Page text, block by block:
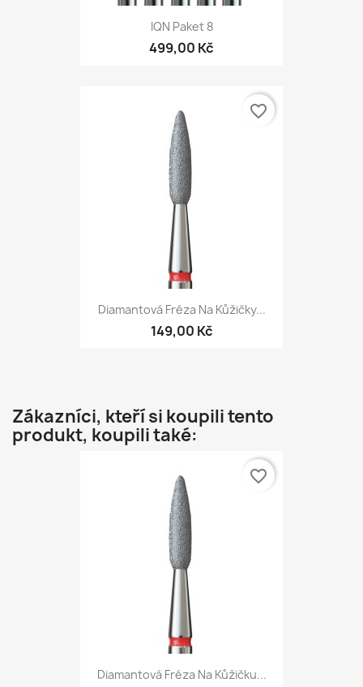
IQN Paket 8
499,00 Kč
Diamantová Fréza Na Kůžičky...
149,00 Kč
favorite_border
Zákazníci, kteří si koupili tento
produkt, koupili také:
Diamantová Fréza Na Kůžičku...
favorite_border